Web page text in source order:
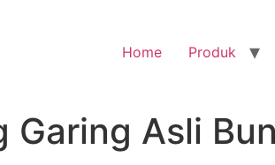
Home Produk
Garing Asli